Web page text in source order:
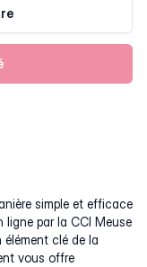
simple et efficace
ligne par la CCI Meuse
clé de la
vous offre